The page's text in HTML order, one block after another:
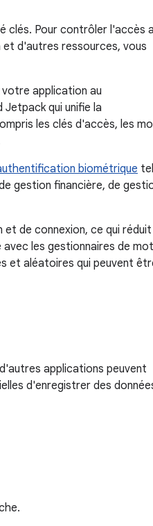
clés. Pour contrôler l'accès
d'autres ressources, vous
application au
qui unifie la
les clés d'accès, les
biométrique
gestion financière, de
de connexion, ce qui réduit
les gestionnaires de
et aléatoires qui peuvent
applications peuvent
d'enregistrer des